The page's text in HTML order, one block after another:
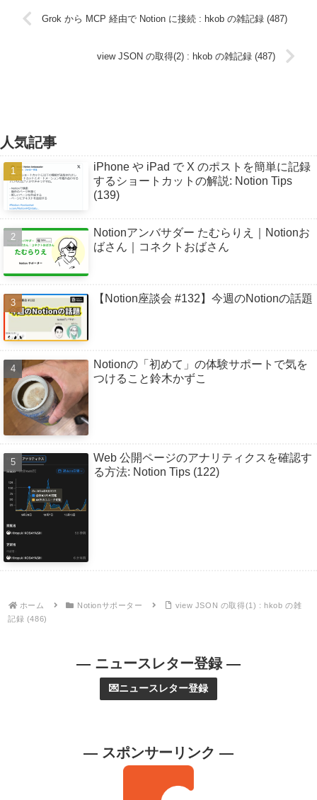
Grok から MCP 経由で Notion に接続 : hkob の雑記録 (487)
view JSON の取得(2) : hkob の雑記録 (487)
人気記事
iPhone や iPad で X のポストを簡単に記録
するショートカットの解説: Notion Tips
(139)
Notionアンバサダー たむらりえ｜Notionお
ばさん｜コネクトおばさん
【Notion座談会 #132】今週のNotionの話題
Notionの「初めて」の体験サポートで気を
つけること鈴木かずこ
Web 公開ページのアナリティクスを確認す
る方法: Notion Tips (122)
ホーム Notionサポーター
view JSON の取得(1) : hkob の雑
記録 (486)
— ニュースレター登録 —
💌ニュースレター登録
— スポンサーリンク —